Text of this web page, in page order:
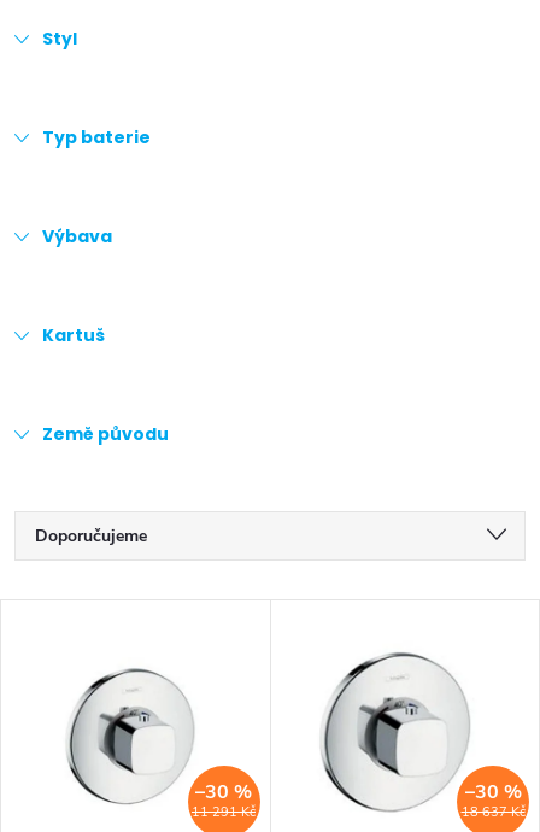
Styl
Typ baterie
Výbava
Kartuš
Země původu
Ř
a
Doporučujeme
Nejprodávanější
Abecedně
11 291 Kč
–30 %
18 637 Kč
–30 %